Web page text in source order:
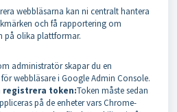
webbläsarna kan ni centralt hantera
och få rapportering om
på olika plattformar.
administratör skapar du en
webbläsare i Google Admin Console.
registrera token:Token måste sedan
på de enheter vars Chrome-